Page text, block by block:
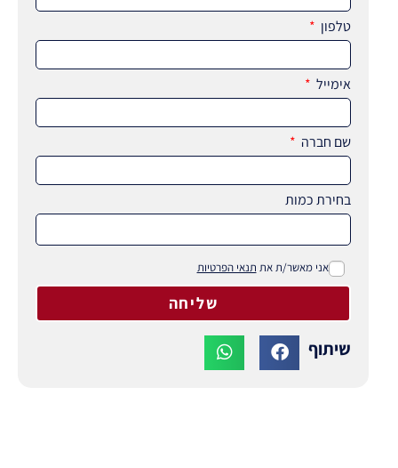
טלפון
אימייל
שם חברה
בחירת כמות
אני מאשר/ת את תנאי הפרטיות
שליחה
שיתוף